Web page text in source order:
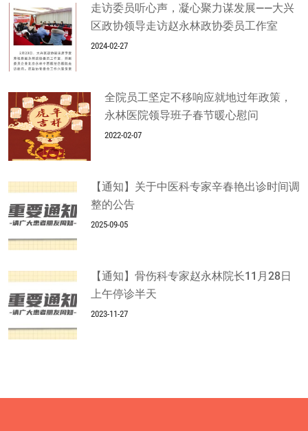
走访委员听心声，凝心聚力谋发展——大兴
区政协领导走访赵永林政协委员工作室
2024-02-27
全院员工坚定不移响应就地过年政策，
永林医院领导班子春节暖心慰问
2022-02-07
【通知】关于中医科专家辛春艳出诊时间调
整的公告
2025-09-05
【通知】骨伤科专家赵永林院长11月28日
上午停诊半天
2023-11-27